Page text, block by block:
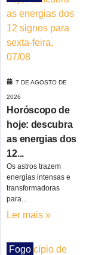
7 DE AGOSTO DE
2026
Horóscopo de
hoje: descubra
as energias dos
12...
Os astros trazem
energias intensas e
transformadoras
para...
Ler mais »
Fogo